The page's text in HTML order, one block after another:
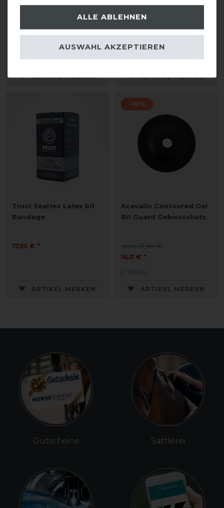
Bit Guard Gebissschutz
statt 17,90 €
Stück
ARTIKEL MERKEN
Bandage 5 cm x 90 cm
48,50 € *
ARTIKEL MERKEN
Trust Sealtex Latex bit
Bandage
17,95 € *
ARTIKEL MERKEN
-10%
Acavallo Contoured Gel
Bit Guard Gebissschutz
statt 17,90 €
16,11 € *
2 Stück
ARTIKEL MERKEN
Gutscheine Sattlerei
ALLE ABLEHNEN
AUSWAHL AKZEPTIEREN